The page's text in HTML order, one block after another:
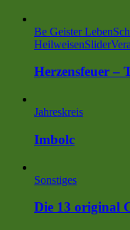
Be Geister Leben
HeilweisenSlider
Herzensfeuer –
Jahreskreis
Imbolc
Sonstiges
Die 13 original